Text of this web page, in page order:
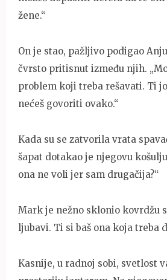
žene.“
On je stao, pažljivo podigao
čvrsto pritisnut između njih.
problem koji treba rešavati. Ti
nećeš govoriti ovako.“
Kada su se zatvorila vrata
šapat dotakao je njegovu
ona ne voli jer sam drugačija?“
Mark je nežno sklonio kovrdžu
ljubavi. Ti si baš ona koja treba
Kasnije, u radnoj sobi, svetlost